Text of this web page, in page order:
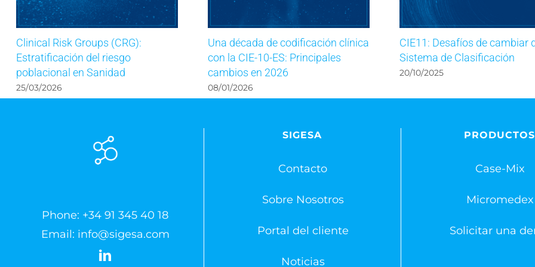
Clinical Risk Groups (CRG):
Estratificación del riesgo
poblacional en Sanidad
25/03/2026
Una década de codificación clínica
con la CIE-10-ES: Principales
cambios en 2026
08/01/2026
CIE11: Desafíos de cambiar
Sistema de Clasificación
20/10/2025
Phone: +34 91 345 40 18
Email: info@sigesa.com
SIGESA
Contacto
Sobre Nosotros
Portal del cliente
Noticias
PRODUCTOS
Case-Mix
Micromedex
Solicitar una